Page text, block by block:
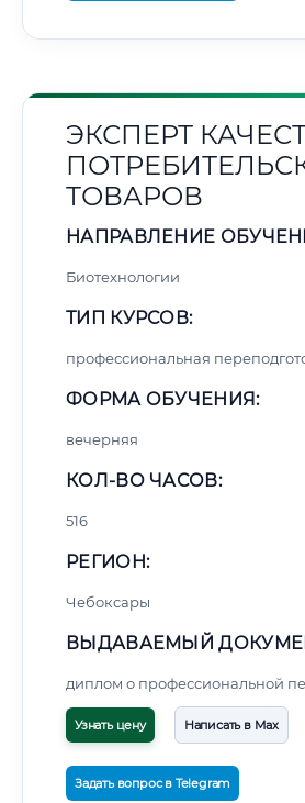
ЭКСПЕРТ
ТОВАРОВ
НАПРАВЛЕНИЕ
Биотехнологии
ТИП КУРСОВ:
профессиональная
ФОРМА ОБУЧЕНИЯ:
вечерняя
КОЛ-ВО ЧАСОВ:
516
РЕГИОН:
Чебоксары
ВЫДАВАЕМЫЙ
диплом о профессиональной
Узнать цену Написать в Max
Задать вопрос в Telegram